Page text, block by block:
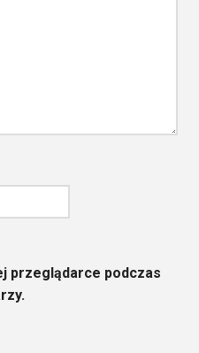
przeglądarce podczas